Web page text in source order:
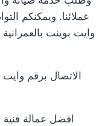
عملائنا. ويمكنكم
وايت بوينت
الاتصال برقم
افضل عمالة